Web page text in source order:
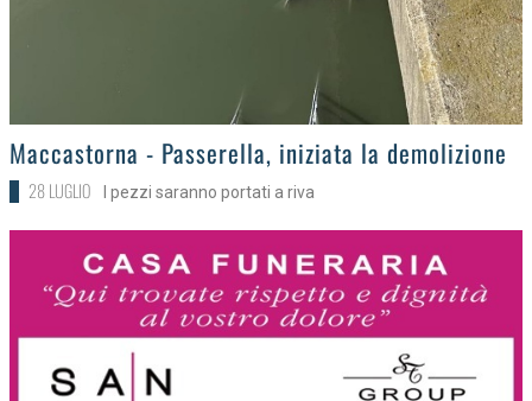
>Maccastorna - Passerella, iniziata la demolizione
28 LUGLIO I pezzi saranno portati a riva